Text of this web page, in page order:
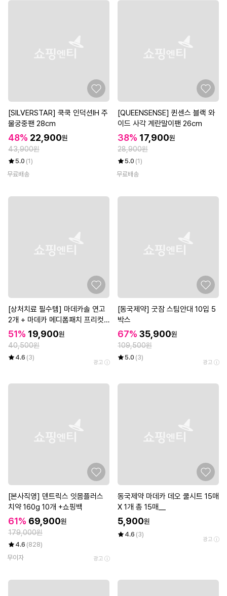
[SILVERSTAR] 쿡쿡 인덕션IH 주
물궁중팬 28cm
48% 22,900원
43,900원
5.0 (1)
무료배송
[QUEENSENSE] 퀸센스 블랙 와
이드 사각 계란말이팬 26cm
38% 17,900원
28,900원
5.0 (1)
무료배송
[상처치료 필수템] 마데카솔 연고
2개 + 마데카 메디폼패치 프리컷
2매*3개
51% 19,900원
40,500원
4.6 (3)
광고
[동국제약] 굿잠 스팀안대 10입 5
박스
67% 35,900원
109,500원
5.0 (3)
광고
[본사직영] 덴트릭스 잇몸플러스
치약 160g 10개 +쇼핑백
61% 69,900원
179,000원
4.6 (828)
무이자
광고
동국제약 마데카 데오 쿨시트 15매
X 1개 총 15매__
5,900원
4.6 (3)
광고